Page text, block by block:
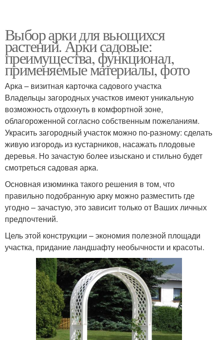
Выбор арки для вьющихся
растений. Арки садовые:
преимущества, функционал,
применяемые материалы, фото
Арка – визитная карточка садового участка
Владельцы загородных участков имеют уникальную
возможность отдохнуть в комфортной зоне,
облагороженной согласно собственным пожеланиям.
Украсить загородный участок можно по-разному: сделать
живую изгородь из кустарников, насажать плодовые
деревья. Но зачастую более изыскано и стильно будет
смотреться садовая арка.
Основная изюминка такого решения в том, что
правильно подобранную арку можно разместить где
угодно – зачастую, это зависит только от Ваших личных
предпочтений.
Цель этой конструкции – экономия полезной площади
участка, придание ландшафту необычности и красоты.